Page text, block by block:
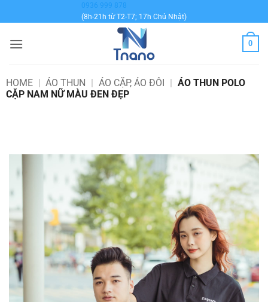
qua
dung
0936 999 878
(8h-21h từ T2-T7; 17h Chủ Nhật)
0
HOME | ÁO THUN | ÁO CẶP, ÁO ĐÔI | ÁO THUN POLO
CẶP NAM NỮ MÀU ĐEN ĐẸP